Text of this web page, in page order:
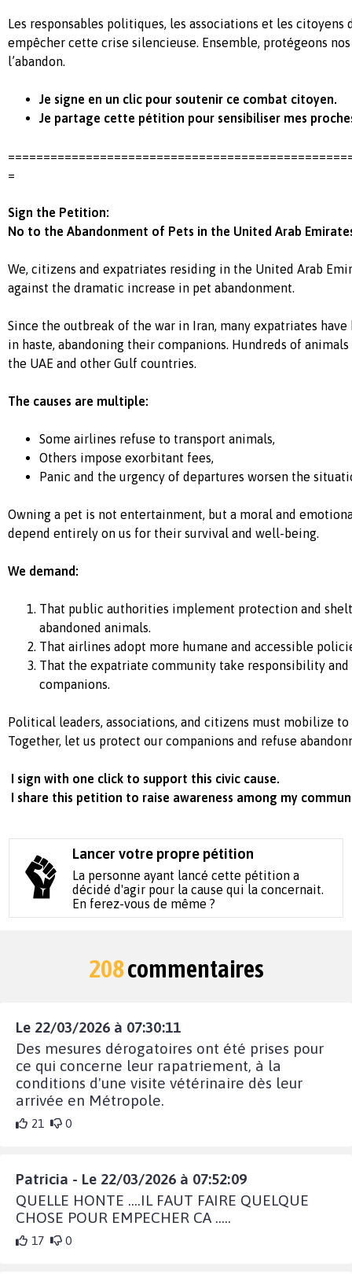
Les responsables politiques, les associations et les
empêcher cette crise silencieuse. Ensemble, protégeons
l’abandon.
Je signe en un clic pour soutenir ce combat citoyen.
Je partage cette pétition pour sensibiliser mes
=
Sign the Petition:
No to the Abandonment of Pets in the United Arab
We, citizens and expatriates residing in the United Arab
against the dramatic increase in pet abandonment.
Since the outbreak of the war in Iran, many expatriates
in haste, abandoning their companions. Hundreds of
the UAE and other Gulf countries.
The causes are multiple:
Some airlines refuse to transport animals,
Others impose exorbitant fees,
Panic and the urgency of departures worsen the
Owning a pet is not entertainment, but a moral and
depend entirely on us for their survival and well-being.
We demand:
That public authorities implement protection and
abandoned animals.
That airlines adopt more humane and accessible
That the expatriate community take responsibility
companions.
Political leaders, associations, and citizens must mobilize
Together, let us protect our companions and refuse
I sign with one click to support this civic cause.
I share this petition to raise awareness among my
Lancer votre propre pétition
La personne ayant lancé cette pétition a
décidé d'agir pour la cause qui la concernait.
En ferez-vous de même ?
208commentaires
Le 22/03/2026 à 07:30:11
Des mesures dérogatoires ont été prises pour
ce qui concerne leur rapatriement, à la
conditions d'une visite vétérinaire dès leur
arrivée en Métropole.
21 0
Patricia - Le 22/03/2026 à 07:52:09
QUELLE HONTE ....IL FAUT FAIRE QUELQUE
CHOSE POUR EMPECHER CA .....
17 0